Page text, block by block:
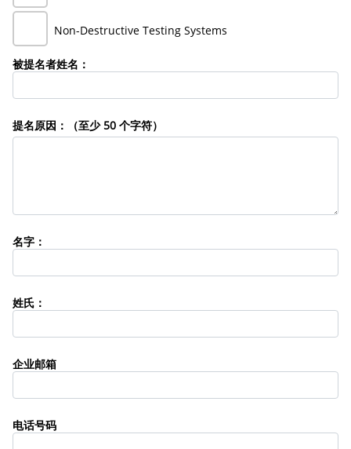
Non-Destructive Testing Systems
被提名者姓名：
提名原因：（至少 50 个字符）
名字：
姓氏：
企业邮箱
电话号码